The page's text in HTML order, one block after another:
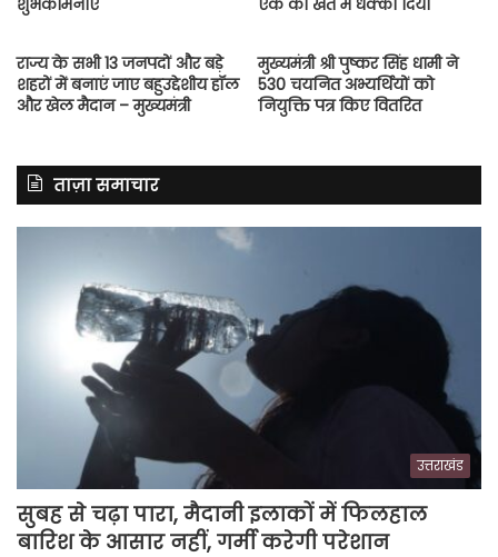
राज्य के सभी 13 जनपदों और बड़े
शहरों में बनाएं जाए बहुउद्देशीय हॉल
और खेल मैदान – मुख्यमंत्री
मुख्यमंत्री श्री पुष्कर सिंह धामी ने
530 चयनित अभ्यर्थियों को
नियुक्ति पत्र किए वितरित
ताज़ा समाचार
उत्तराखंड
सुबह से चढ़ा पारा, मैदानी इलाकों में फिलहाल
बारिश के आसार नहीं, गर्मी करेगी परेशान